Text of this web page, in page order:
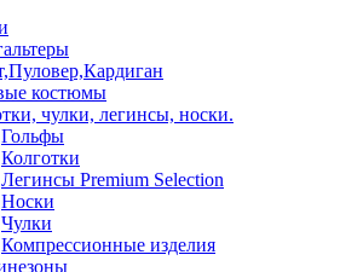
костюмы
чулки, легинсы, носки.
Гольфы
Колготки
Легинсы Premium Selection
Носки
Чулки
Компрессионные изделия